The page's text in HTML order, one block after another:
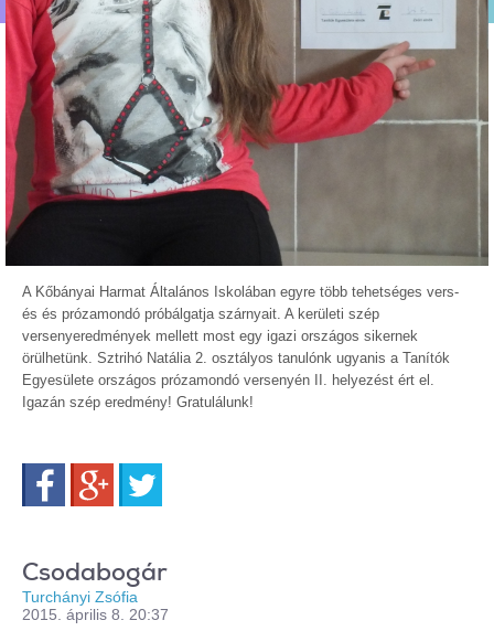
A Kőbányai Harmat Általános Iskolában egyre több tehetséges vers-
és és prózamondó próbálgatja szárnyait. A kerületi szép
versenyeredmények mellett most egy igazi országos sikernek
örülhetünk. Sztrihó Natália 2. osztályos tanulónk ugyanis a Tanítók
Egyesülete országos prózamondó versenyén II. helyezést ért el.
Igazán szép eredmény! Gratulálunk!
FacebookGoogle+
Csodabogár
Turchányi Zsófia
2015. április 8. 20:37